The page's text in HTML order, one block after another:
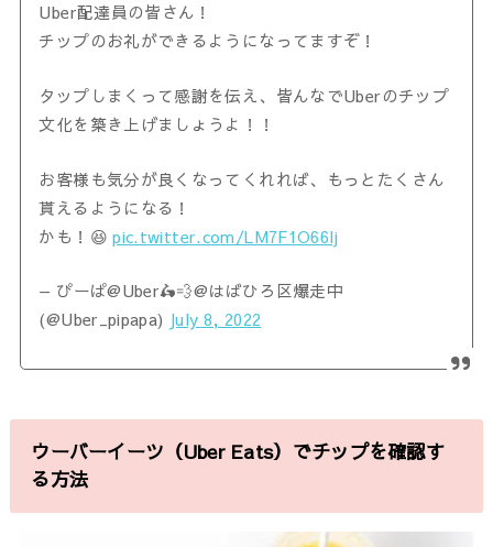
Uber配達員の皆さん！
チップのお礼ができるようになってますぞ！
タップしまくって感謝を伝え、皆んなでUberのチップ
文化を築き上げましょうよ！！
お客様も気分が良くなってくれれば、もっとたくさん
貰えるようになる！
かも！😆pic.twitter.com/LM7F1O66lj
— ぴーぱ@Uber🛵💨@はばひろ区爆走中
(@Uber_pipapa) July 8, 2022
ウーバーイーツ（Uber Eats）でチップを確認す
る方法